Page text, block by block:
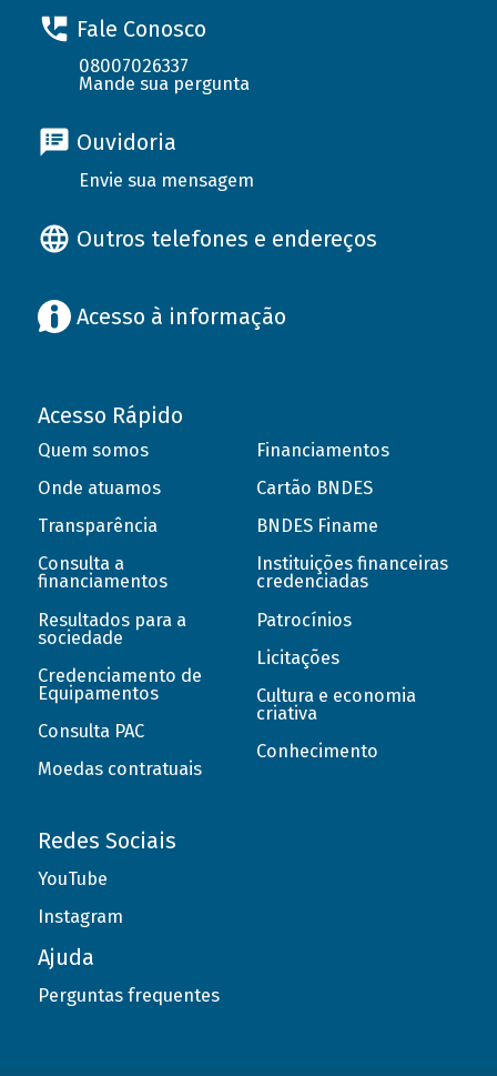
Fale Conosco
08007026337
Mande sua pergunta
Ouvidoria
Envie sua mensagem
Outros telefones e endereços
Acesso à informação
Acesso Rápido
Quem somos
Onde atuamos
Transparência
Consulta a
financiamentos
Resultados para a
sociedade
Credenciamento de
Equipamentos
Consulta PAC
Moedas contratuais
Financiamentos
Cartão BNDES
BNDES Finame
Instituições financeiras
credenciadas
Patrocínios
Licitações
Cultura e economia
criativa
Conhecimento
Redes Sociais
YouTube
Instagram
Ajuda
Perguntas frequentes